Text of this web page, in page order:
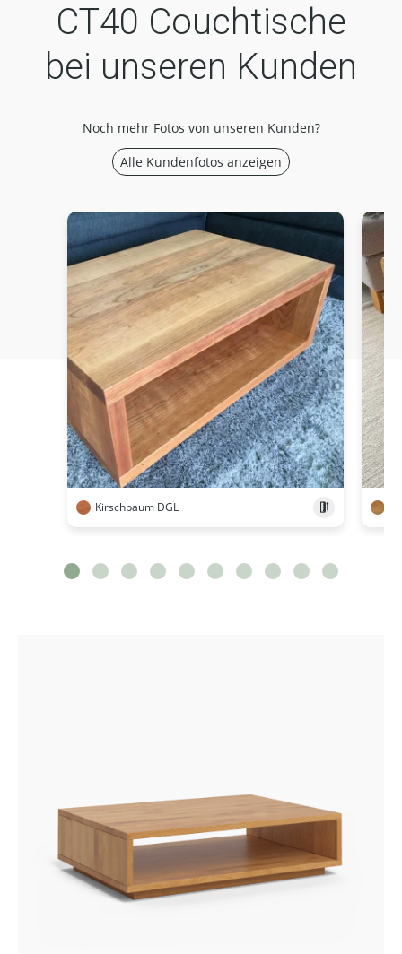
CT40 Couchtische
bei unseren Kunden
Noch mehr Fotos von unseren Kunden?
Alle Kundenfotos anzeigen
Kirschbaum DGL